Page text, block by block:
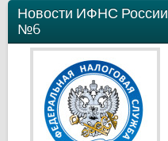
Новости ИФНС России
№6